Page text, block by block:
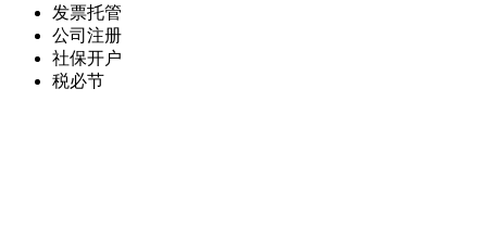
发票托管
公司注册
社保开户
税必节